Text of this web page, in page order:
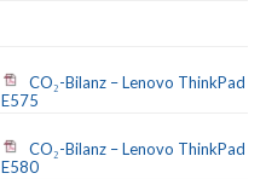
CO₂-Bilanz – Lenovo ThinkPad
E575
CO₂-Bilanz – Lenovo ThinkPad
E580